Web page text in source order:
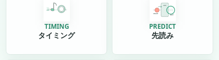
TIMING
タイミング
PREDICT
先読み